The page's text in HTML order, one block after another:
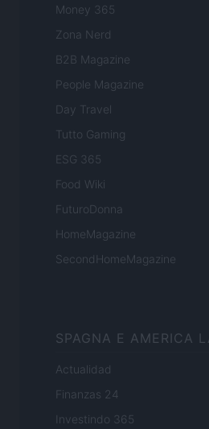
Money 365
Zona Nerd
B2B Magazine
People Magazine
Day Travel
Tutto Gaming
ESG 365
Food Wiki
FuturoDonna
HomeMagazine
SecondHomeMagazine
SPAGNA E AMERICA
Actualidad
Finanzas 24
Investindo 365